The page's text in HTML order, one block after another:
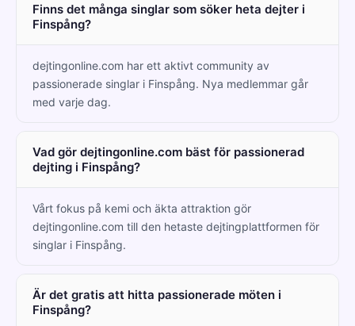
Finns det många singlar som söker heta dejter i
Finspång?
dejtingonline.com har ett aktivt community av
passionerade singlar i Finspång. Nya medlemmar går
med varje dag.
Vad gör dejtingonline.com bäst för passionerad
dejting i Finspång?
Vårt fokus på kemi och äkta attraktion gör
dejtingonline.com till den hetaste dejtingplattformen för
singlar i Finspång.
Är det gratis att hitta passionerade möten i
Finspång?